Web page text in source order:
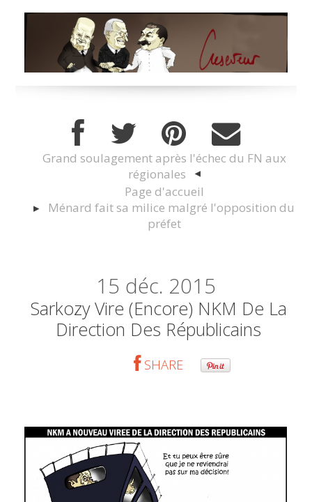
Grand soulagement après l'échec du FN aux
régionales
Page d'accueil
Ménard fait sa milice malgré l'opposition du
préfet
15 déc. 2015
Sarkozy Vire (encore) NKM De La
Direction Des Républicains
SHARE